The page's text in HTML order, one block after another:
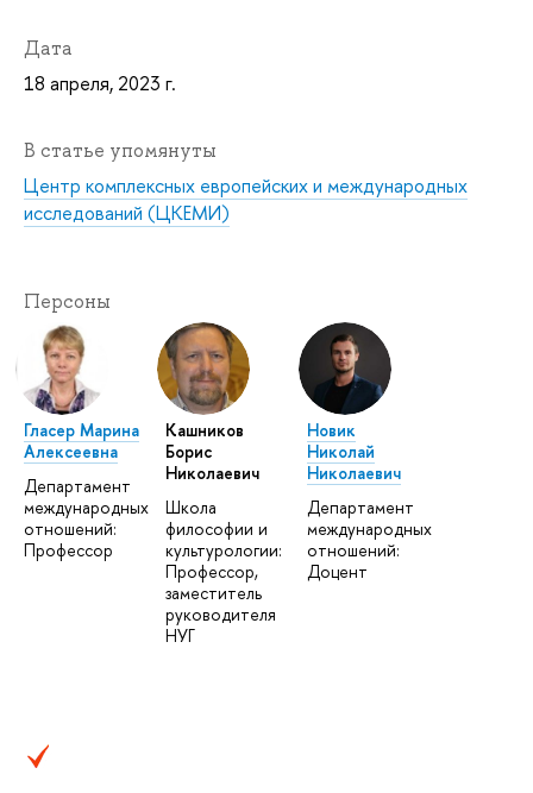
Дата
18 апреля, 2023 г.
В статье упомянуты
Центр комплексных европейских и международных
исследований (ЦКЕМИ)
Персоны
Гласер Марина
Алексеевна
Департамент
международных
отношений:
Профессор
Кашников
Борис
Николаевич
Школа
философии и
культурологии:
Профессор,
заместитель
руководителя
НУГ
Новик
Николай
Николаевич
Департамент
международных
отношений:
Доцент